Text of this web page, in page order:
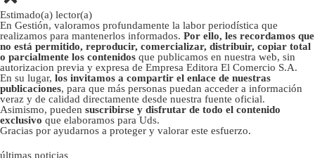
Estimado(a) lector(a)
En Gestión, valoramos profundamente la labor periodística que
realizamos para mantenerlos informados. Por ello, les recordamos que
no está permitido, reproducir, comercializar, distribuir, copiar total
o parcialmente los contenidos que publicamos en nuestra web, sin
autorizacion previa y expresa de Empresa Editora El Comercio S.A.
En su lugar, los invitamos a compartir el enlace de nuestras
publicaciones, para que más personas puedan acceder a información
veraz y de calidad directamente desde nuestra fuente oficial.
Asimismo, pueden suscribirse y disfrutar de todo el contenido
exclusivo que elaboramos para Uds.
Gracias por ayudarnos a proteger y valorar este esfuerzo.
últimas noticias